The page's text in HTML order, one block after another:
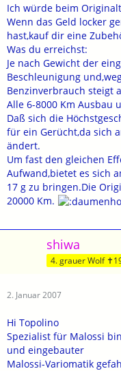
Ich würde beim
Wenn das Geld locker
hast,kauf dir eine
Was du erreichst:
Je nach Gewicht der
Beschleunigung
Benzinverbrauch steigt
Alle 6-8000 Km Ausbau
Daß sich die
für ein Gerücht,da sich
ändert.
Um fast den gleichen
Aufwand,bietet es sich
17 g zu bringen.Die
20000 Km.
shiwa
4. grauer Wolf
2. Januar 2007
Hi Topolino
Spezialist für Malossi
und eingebauter
Malossi-Variomatik